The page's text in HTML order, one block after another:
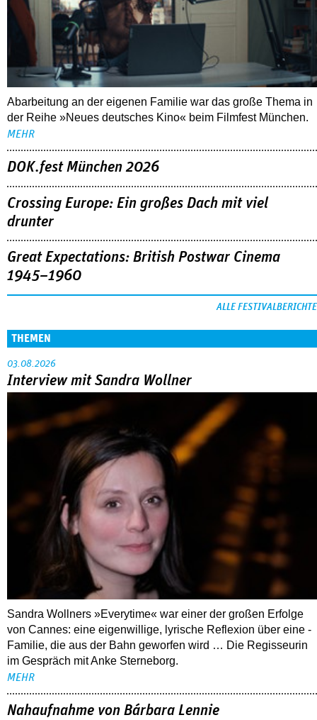
Abarbeitung an der eigenen Familie war das große Thema in
der Reihe »Neues deutsches Kino« beim Filmfest München.
MEHR
DOK.fest München 2026
Crossing Europe: Ein großes Dach mit viel
drunter
Great Expectations: British Postwar Cinema
1945–1960
ALLE FESTIVALBERICHTE
THEMEN
03.08.2026
Interview mit Sandra Wollner
Sandra Wollners »Everytime« war einer der großen Erfolge
von Cannes: eine eigenwillige, lyrische Reflexion über eine ­
Familie, die aus der Bahn geworfen wird … Die Regisseurin
im Gespräch mit Anke Sterneborg.
MEHR
Nahaufnahme von Bárbara Lennie